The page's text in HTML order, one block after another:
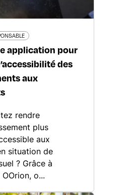
application pour
des
aux
rendre
plus
aux
situation de
? Grâce à
OOrion, o...